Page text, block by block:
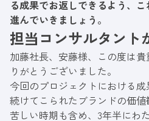
る成果でお返しできるよう、
進んでいきましょう。
担当コンサルタント
加藤社長、安藤様、この度は
りがとうございました。
今回のプロジェクトにおける
続けてこられたブランドの価
苦しい時期も含め、3年半にわ